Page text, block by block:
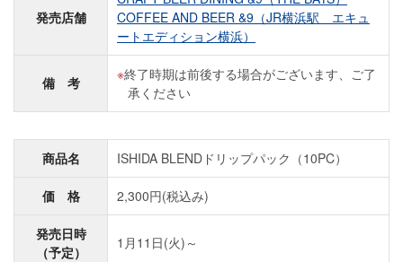
発売店舗
COFFEE AND BEER &9（JR横浜駅 エキュ
ートエディション横浜）
備 考
終了時期は前後する場合がございます、ご了
承ください
商品名 ISHIDA BLENDドリップパック（10PC）
価 格 2,300円(税込み)
発売日時
（予定）
1月11日(火)～